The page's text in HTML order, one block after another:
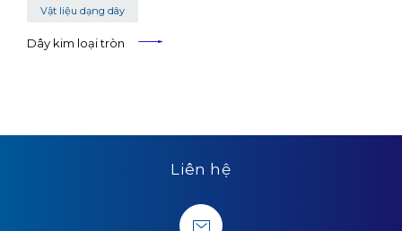
Vật liệu dạng dây
Dây kim loại tròn
Liên hệ